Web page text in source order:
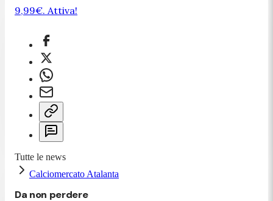
9,99€. Attiva!
Tutte le news
Calciomercato Atalanta
Da non perdere